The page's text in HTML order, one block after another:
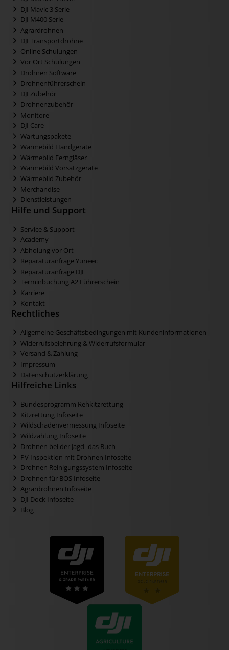
DJI Mavic 3 Serie
DJI M400 Serie
Agrardrohnen
DJI Transportdrohne
Online Schulungen
Vor Ort Schulungen
Drohnen Software
Drohnenführerschein
DJI Zubehör
Drohnenzubehör
Monitore
DJI Care
Wartungspakete
Wärmebild Handgeräte
Wärmebild Ferngläser
Wärmebild Vorsatzgeräte
Wärmebild Zubehör
Merchandise
Dienstleistungen
Hilfe und Support
Service & Support
Academy
Abholung vor Ort
Reparaturanfrage Yuneec
Reparaturanfrage DJI
Terminbuchung A2 Führerschein
Karriere
Kontakt
Rechtliches
Allgemeine Geschäftsbedingungen mit Kundeninformationen
Widerrufsbelehrung & Widerrufsformular
Versand & Zahlung
Impressum
Datenschutzerklärung
Hilfreiche Links
Bundesprogramm Rehkitzrettung
Kitzrettung Infoseite
Wildschadenvermessung Infoseite
Wildzählung Infoseite
Drohnen bei der Jagd- das Buch
PV Inspektion mit Drohnen Infoseite
Drohnen Reinigungssystem Infoseite
Drohnen für BOS Infoseite
Agrardrohnen Infoseite
DJI Dock Infoseite
Blog